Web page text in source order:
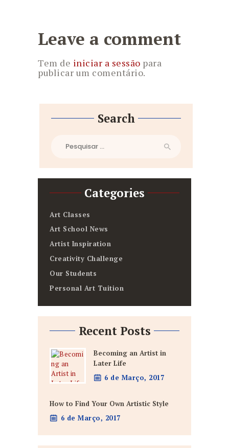
Leave a comment
Tem de iniciar a sessão para
publicar um comentário.
Search
Categories
Art Classes
Art School News
Artist Inspiration
Creativity Challenge
Our Students
Personal Art Tuition
Recent Posts
Becoming an Artist in
Later Life
6 de Março, 2017
How to Find Your Own Artistic Style
6 de Março, 2017